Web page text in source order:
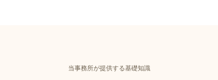
当事務所が提供する基礎知識